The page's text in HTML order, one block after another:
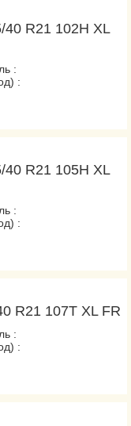
40 R21 102H XL
:
:
40 R21 105H XL
:
:
R21 107T XL FR
:
: